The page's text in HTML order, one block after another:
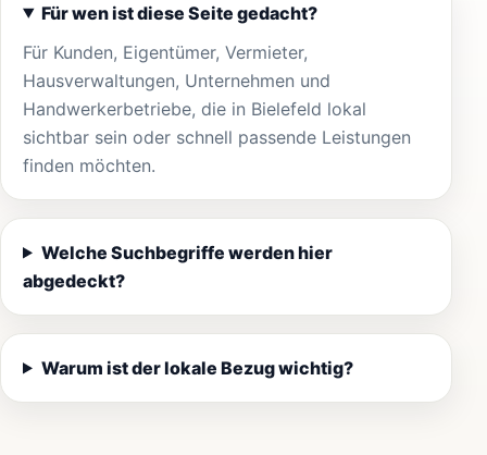
Für wen ist diese Seite gedacht?
Für Kunden, Eigentümer, Vermieter,
Hausverwaltungen, Unternehmen und
Handwerkerbetriebe, die in Bielefeld lokal
sichtbar sein oder schnell passende Leistungen
finden möchten.
Welche Suchbegriffe werden hier
abgedeckt?
Warum ist der lokale Bezug wichtig?